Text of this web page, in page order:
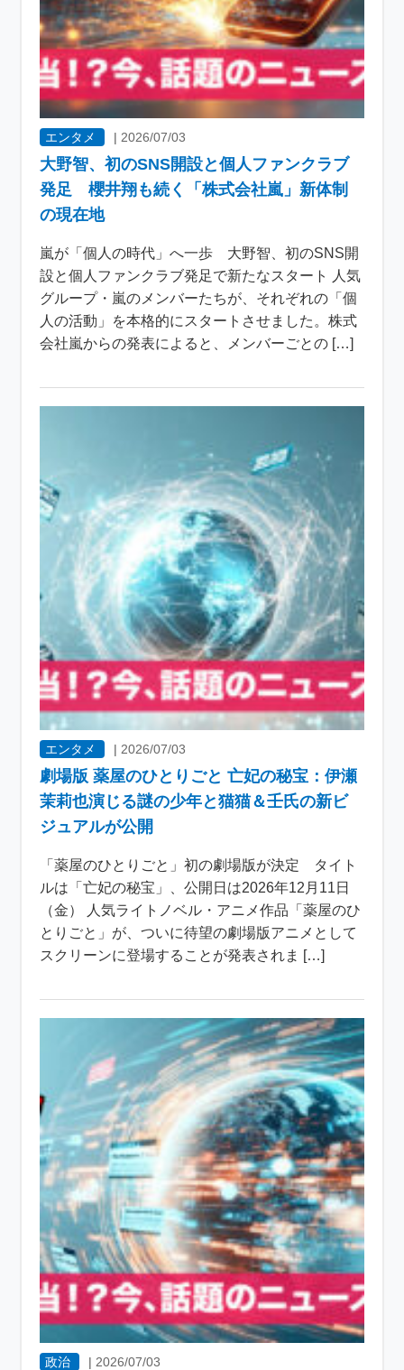
エンタメ | 2026/07/03
大野智、初のSNS開設と個人ファンクラブ
発足 櫻井翔も続く「株式会社嵐」新体制
の現在地
嵐が「個人の時代」へ一歩 大野智、初のSNS開
設と個人ファンクラブ発足で新たなスタート 人気
グループ・嵐のメンバーたちが、それぞれの「個
人の活動」を本格的にスタートさせました。株式
会社嵐からの発表によると、メンバーごとの […]
エンタメ |2026/07/03
劇場版 薬屋のひとりごと 亡妃の秘宝：伊瀬
茉莉也演じる謎の少年と猫猫＆壬氏の新ビ
ジュアルが公開
「薬屋のひとりごと」初の劇場版が決定 タイト
ルは「亡妃の秘宝」、公開日は2026年12月11日
（金） 人気ライトノベル・アニメ作品「薬屋のひ
とりごと」が、ついに待望の劇場版アニメとして
スクリーンに登場することが発表されま […]
政治 | 2026/07/03